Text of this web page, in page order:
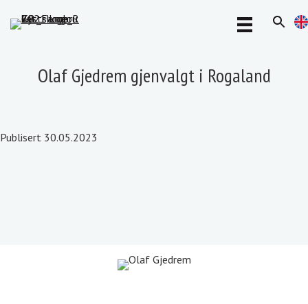
Olaf Gjedrem gjenvalgt i Rogaland
Publisert 30.05.2023